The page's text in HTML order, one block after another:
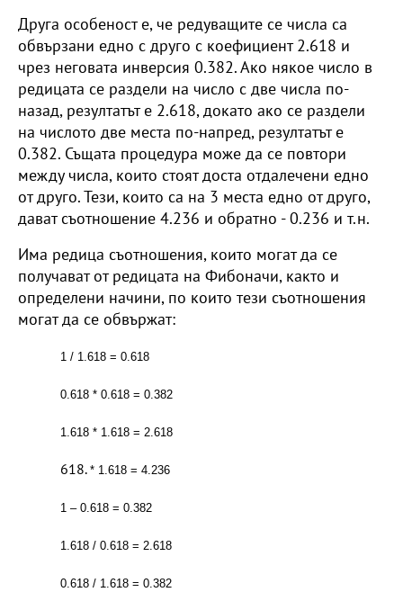
Друга особеност е, че редуващите се числа сa
обвързани едно с друго с коефициент 2.618 и
чрез неговата инверсия 0.382. Ако някое число в
редицата се раздели на число с две числа по-
назад, резултатът е 2.618, докато ако се раздели
на числото две места по-напред, резултатът е
0.382. Същата процедура може да се повтори
между числа, които стоят доста отдалечени едно
от друго. Тези, които са на 3 места едно от друго,
дават съотношение 4.236 и обратно - 0.236 и т.н.
Има редица съотношения, които могат да се
получават от редицата на Фибоначи, както и
определени начини, по които тези съотношения
могат да се обвържат:
1 / 1.618 = 0.618
0.618 * 0.618 = 0.382
1.618 * 1.618 = 2.618
* 1.618 = 4.236
1 – 0.618 = 0.382
1.618 / 0.618 = 2.618
0.618 / 1.618 = 0.382